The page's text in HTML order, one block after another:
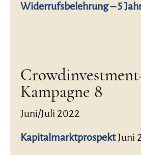
Widerrufsbelehrung – 5
Kampagne 8
Juni/Juli 2022
KapitalmarktprospektJuni